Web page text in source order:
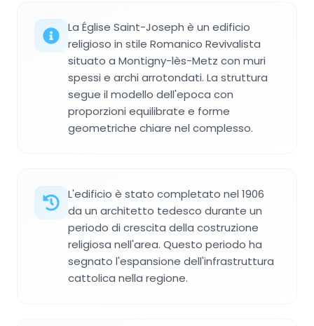
La Église Saint-Joseph è un edificio
religioso in stile Romanico Revivalista
situato a Montigny-lès-Metz con muri
spessi e archi arrotondati. La struttura
segue il modello dell'epoca con
proporzioni equilibrate e forme
geometriche chiare nel complesso.
L'edificio è stato completato nel 1906
da un architetto tedesco durante un
periodo di crescita della costruzione
religiosa nell'area. Questo periodo ha
segnato l'espansione dell'infrastruttura
cattolica nella regione.